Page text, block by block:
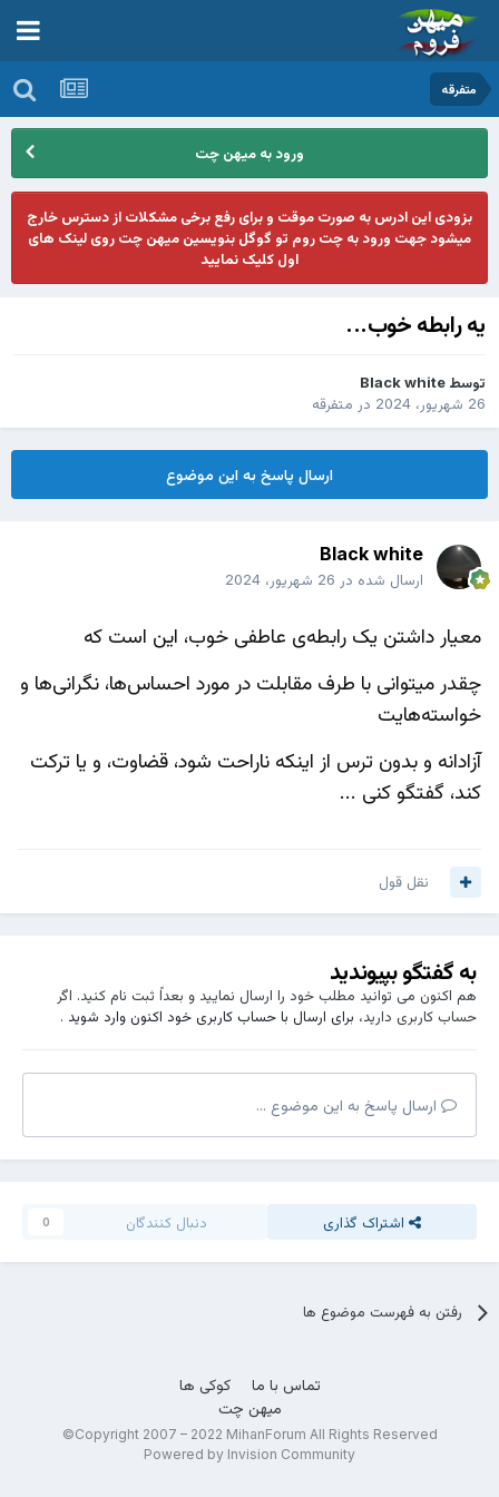
متفرقه
ورود به میهن چت
بزودی این ادرس به صورت موقت و برای رفع برخی مشکلات از دسترس خارج
میشود جهت ورود به چت روم تو گوگل بنویسین میهن چت روی لینک های
اول کلیک نمایید
یه رابطه خوب...
توسط Black white
26 شهریور، 2024
در متفرقه
ارسال پاسخ به این موضوع
Black white
ارسال شده در 26 شهریور، 2024
معیار داشتن یک رابطه‌ی عاطفی خوب، این است که
چقدر میتوانی با طرف مقابلت در مورد احساس‌ها، نگرانی‌ها و
خواسته‌هایت
آزادانه و بدون ترس از اینکه ناراحت شود، قضاوت، و یا ترکت
کند، گفتگو کنی …
نقل قول
به گفتگو بپیوندید
هم اکنون می توانید مطلب خود را ارسال نمایید و بعداً ثبت نام کنید. اگر
حساب کاربری دارید، برای ارسال با حساب کاربری خود اکنون وارد شوید.
ارسال پاسخ به این موضوع ...
اشتراک گذاری دنبال کنندگان 0
رفتن به فهرست موضوع ها
تماس با ما
کوکی ها
میهن چت
Copyright 2007 – 2022 MihanForum All Rights Reserved©
Powered by Invision Community